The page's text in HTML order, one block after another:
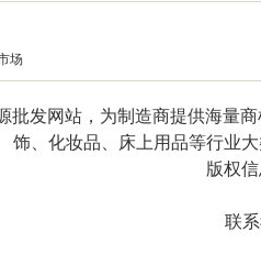
场
批发网站，为制造商提供海量
饰、化妆品、床上用品等行业
版权信
联